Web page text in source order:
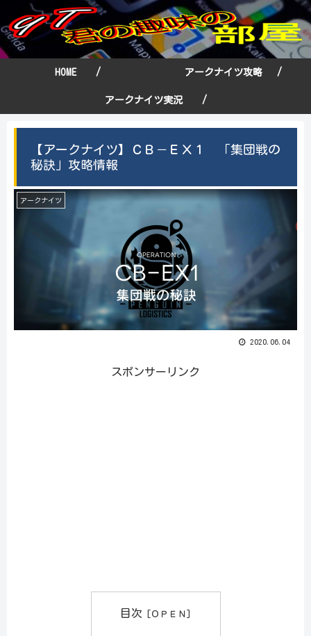
HOME / アークナイツ攻略 /
アークナイツ実況 /
【アークナイツ】ＣＢ－ＥＸ１ 「集団戦の
秘訣」攻略情報
アークナイツ
2020.06.04
スポンサーリンク
目次